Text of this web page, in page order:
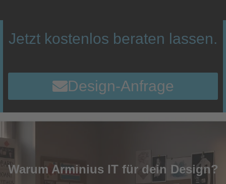
Jetzt kostenlos beraten lassen.
Design-Anfrage
Warum Arminius IT für dein Design?